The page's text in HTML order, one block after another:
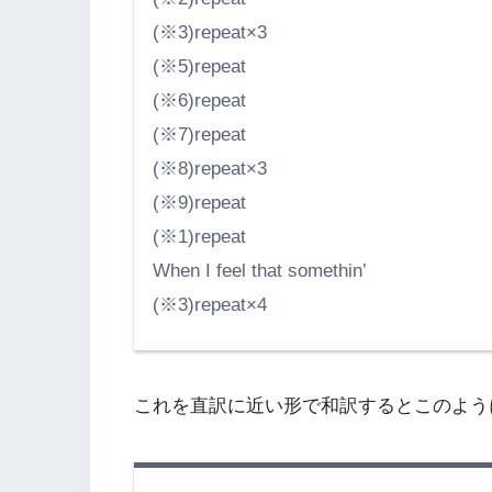
(※3)repeat×3
(※5)repeat
(※6)repeat
(※7)repeat
(※8)repeat×3
(※9)repeat
(※1)repeat
When I feel that somethin’
(※3)repeat×4
これを直訳に近い形で和訳するとこのよう